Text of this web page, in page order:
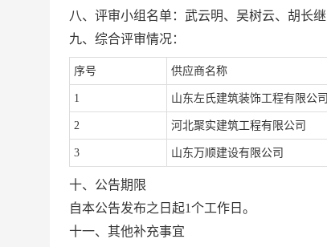
八、评审小组 名单： 武云明、 吴树云、 胡长继
九、 综合评审情况：
序号 供应商名称
1 山东左氏建筑装饰工程有限公司
2 河北聚实建筑工程有限公司
3 山东万顺建设有限公司
十、公告期限
自本公告发布之日起1个工作日。
十一、其他补充事宜